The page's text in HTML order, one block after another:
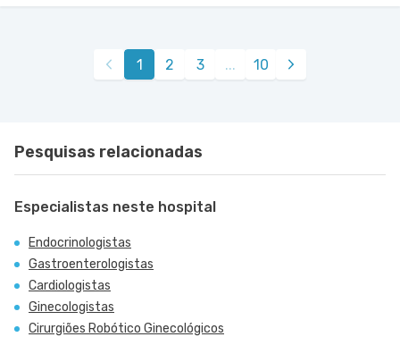
Avenida Das Americas nr. 500 Bloco 20, Sala 228
- Barra da Tijuca, Rio de Janeiro - RJ
1 2 3 ... 10
Pesquisas relacionadas
Especialistas neste hospital
Endocrinologistas
Gastroenterologistas
Cardiologistas
Ginecologistas
Cirurgiões Robótico Ginecológicos